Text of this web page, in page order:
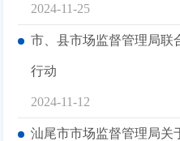
2024-11-25
市、县市场监督管理局联
行动
2024-11-12
汕尾市市场监督管理局关